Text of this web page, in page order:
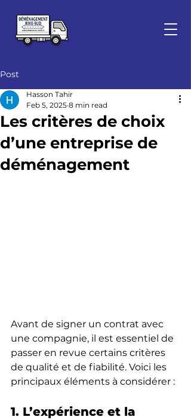
Post
Les critères de choix
d’une entreprise de
déménagement
Hasson Tahir
Feb 5, 2025 8 min read
Avant de signer un contrat avec
une compagnie, il est essentiel de
passer en revue certains critères
de qualité et de fiabilité. Voici les
principaux éléments à considérer :
1. L’expérience et la